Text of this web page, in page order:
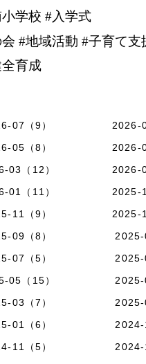
学校 #入学式
#地域活動 #子育て支
育成
07（9）
2026-
05（8）
2026-
03（12）
2026-
01（11）
2025-
11（9）
2025-
09（8）
2025-
07（5）
2025-
05（15）
2025-
03（7）
2025-
01（6）
2024-
11（5）
2024-